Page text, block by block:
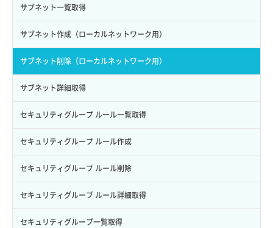
バックアップリストア
バックアップ一覧取得
バックアップ詳細一覧取得
バックアップ詳細取得
ボリュームイメージ保存
ボリュームタイプ一覧取得
ボリュームタイプ詳細取得
ボリューム一覧取得
イメージ保存容量取得
イメージ保存容量変更
イメージ削除
イメージ詳細取得
SSHキーペア削除
SSHキーペア詳細取得
アタッチ済みポート一覧取得
アタッチ済みポート詳細取得
アタッチ済みボリューム一覧
アタッチ済みボリューム詳細取得
コンソールURL発行
サーバーに紐づくアドレス取得
サーバーに紐づくアドレス取得（ネットワーク指定）
サブネット一覧取得
サブネット作成（ローカルネットワーク用）
サブネット削除（ローカルネットワーク用）
サブネット詳細取得
セキュリティグループ ルール一覧取得
セキュリティグループ ルール作成
セキュリティグループ ルール削除
セキュリティグループ ルール詳細取得
セキュリティグループ一覧取得